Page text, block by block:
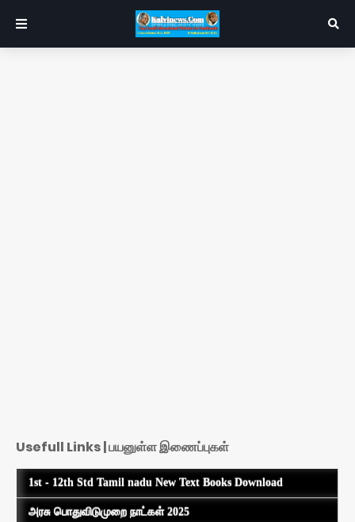
Usefull Links | பயனுள்ள இணைப்புகள்
1st - 12th Std Tamil nadu New Text Books Download
அரசு பொதுவிடுமுறை நாட்கள் 2025